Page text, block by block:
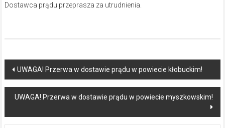
Dostawca prądu przeprasza za utrudnienia.
Post
navigation
UWAGA! Przerwa w dostawie prądu w powiecie kłobuckim!
UWAGA! Przerwa w dostawie prądu w powiecie myszkowskim!